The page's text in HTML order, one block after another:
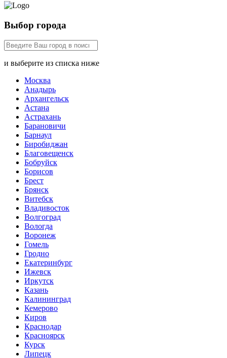
Выбор города
и выберите из списка ниже
Москва
Анадырь
Архангельск
Астана
Астрахань
Барановичи
Барнаул
Биробиджан
Благовещенск
Бобруйск
Борисов
Брест
Брянск
Витебск
Владивосток
Волгоград
Вологда
Воронеж
Гомель
Гродно
Екатеринбург
Ижевск
Иркутск
Казань
Калининград
Кемерово
Киров
Краснодар
Красноярск
Курск
Липецк